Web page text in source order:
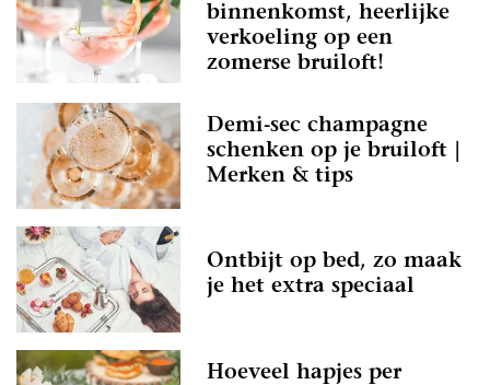
binnenkomst, heerlijke
verkoeling op een
zomerse bruiloft!
Demi-sec champagne
schenken op je bruiloft |
Merken & tips
Ontbijt op bed, zo maak
je het extra speciaal
Hoeveel hapjes per